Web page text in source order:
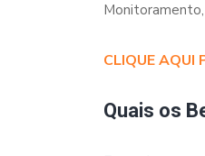
CLIQUE AQUI
Quais os